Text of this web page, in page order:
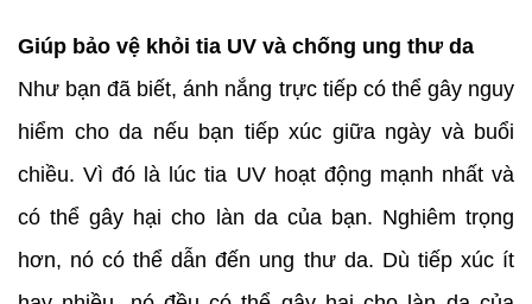
Giúp bảo vệ khỏi tia UV và chống ung thư da
Như bạn đã biết, ánh nắng trực tiếp có thể gây nguy
hiểm cho da nếu bạn tiếp xúc giữa ngày và buổi
chiều. Vì đó là lúc tia UV hoạt động mạnh nhất và
có thể gây hại cho làn da của bạn. Nghiêm trọng
hơn, nó có thể dẫn đến ung thư da. Dù tiếp xúc ít